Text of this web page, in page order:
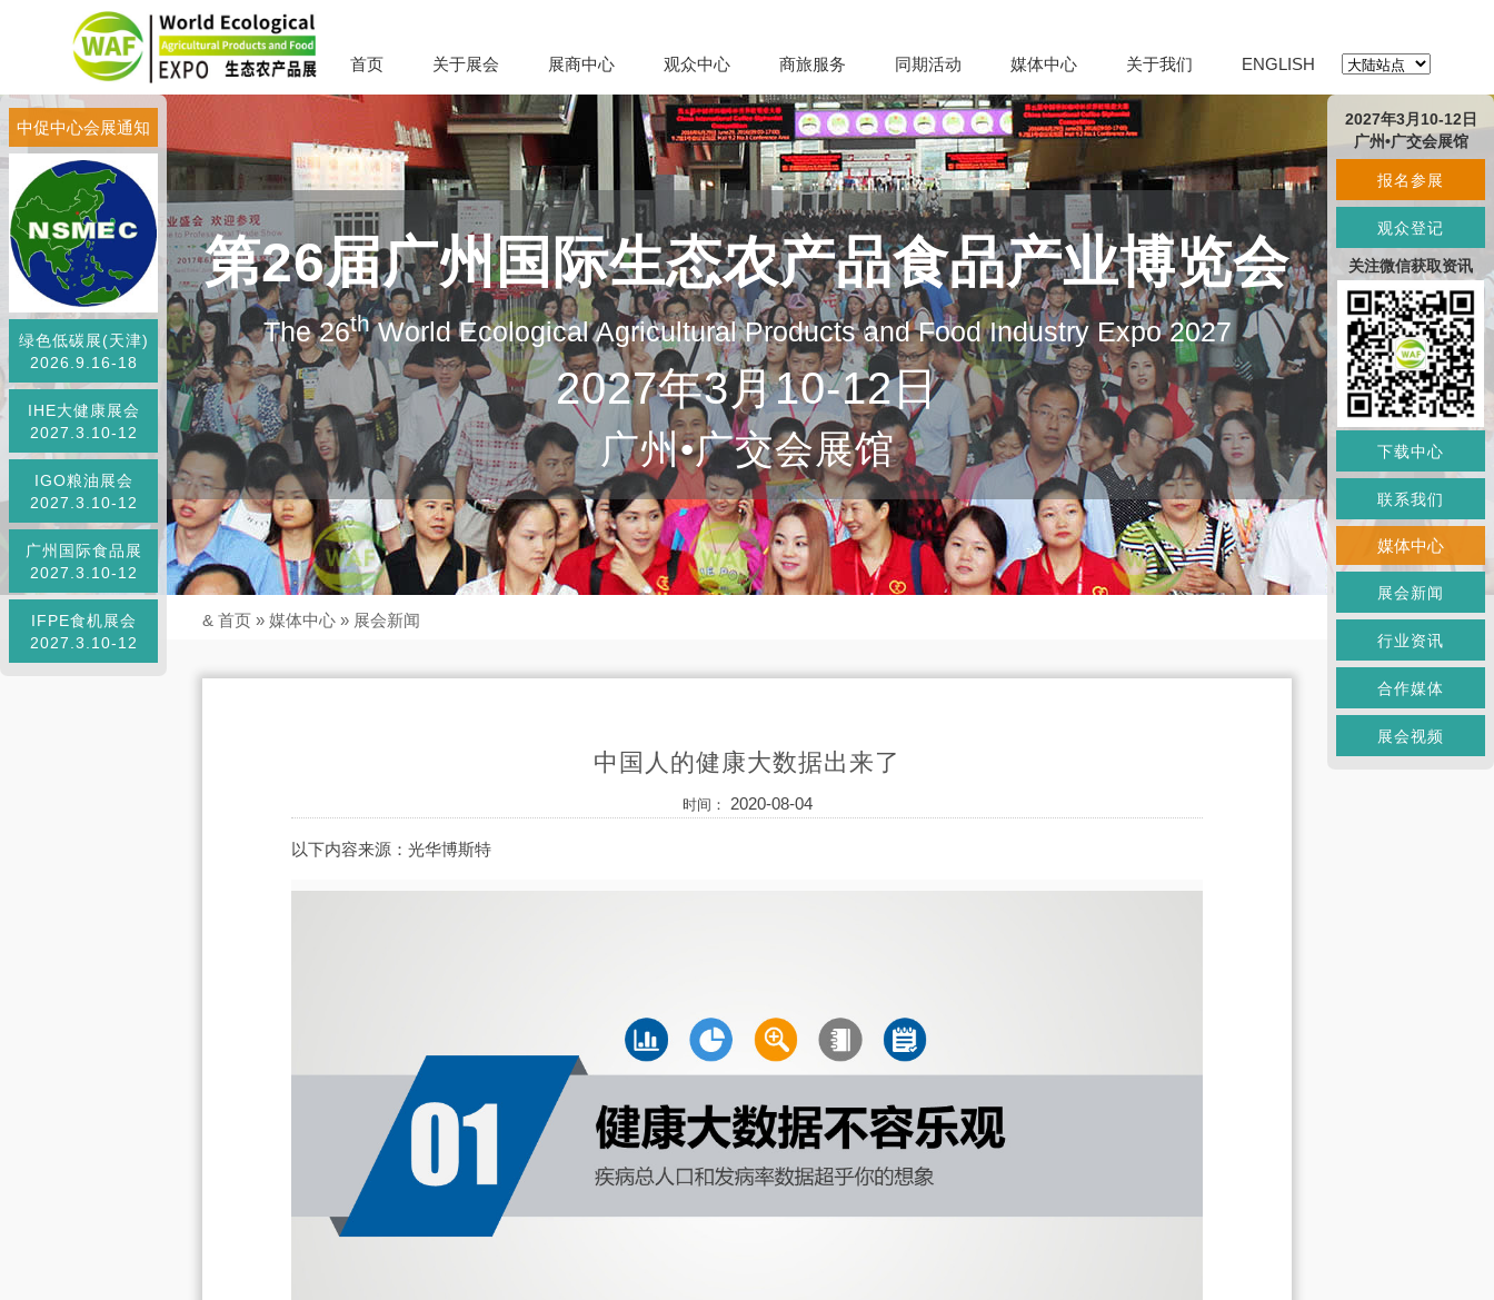
首页 关于展会 展商中心 观众中心 商旅服务 同期活动 媒体中心 关于我们 ENGLISH
第26届广州国际生态农产品食品产业博览会
The 26thWorld Ecological Agricultural Products and Food Industry Expo 2027
2027年3月10-12日
广州•广交会展馆
中促中心会展通知
绿色低碳展(天津)
2026.9.16-18
IHE大健康展会
2027.3.10-12
IGO粮油展会
2027.3.10-12
广州国际食品展
2027.3.10-12
IFPE食机展会
2027.3.10-12
& 首页 » 媒体中心 » 展会新闻
中国人的健康大数据出来了
时间： 2020-08-04
以下内容来源：光华博斯特
2027年3月10-12日
广州•广交会展馆
报名参展
观众登记
关注微信获取资讯
下载中心
联系我们
媒体中心
展会新闻
行业资讯
合作媒体
展会视频